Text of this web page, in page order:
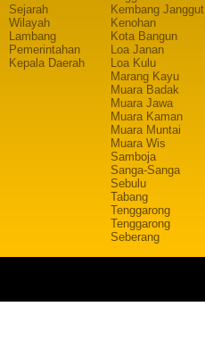
Sejarah
Wilayah
Lambang
Pemerintahan
Kepala Daerah
Kembang Janggut
Kenohan
Kota Bangun
Loa Janan
Loa Kulu
Marang Kayu
Muara Badak
Muara Jawa
Muara Kaman
Muara Muntai
Muara Wis
Samboja
Sanga-Sanga
Sebulu
Tabang
Tenggarong
Tenggarong
Seberang